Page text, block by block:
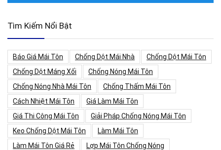
Tìm Kiếm Nổi Bật
Báo Giá Mái Tôn Chống Dột Mái Nhà
Chống Dột Mái Tôn
Chống Dột Máng Xối
Chống Nóng Mái Tôn
Chống Nóng Nhà Mái Tôn
Chống Thấm Mái Tôn
Cách Nhiệt Mái Tôn
Giá Làm Mái Tôn
Giá Thi Công Mái Tôn
Giải Pháp Chống Nóng Mái Tôn
Keo Chống Dột Mái Tôn
Làm Mái Tôn
Làm Mái Tôn Giá Rẻ
Lợp Mái Tôn Chống Nóng